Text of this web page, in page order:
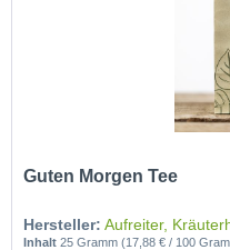
Guten Morgen Tee
Hersteller: Aufreiter,
Inhalt25 Gramm(17,88 € / 100